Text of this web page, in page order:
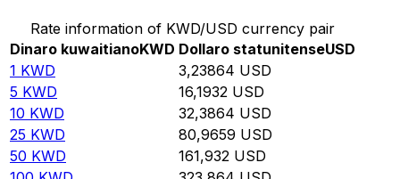
Rate information of KWD/USD currency pair
Dinaro kuwaitianoKWD Dollaro statunitenseUSD
1 KWD 3,23864 USD
5 KWD 16,1932 USD
10 KWD 32,3864 USD
25 KWD 80,9659 USD
50 KWD 161,932 USD